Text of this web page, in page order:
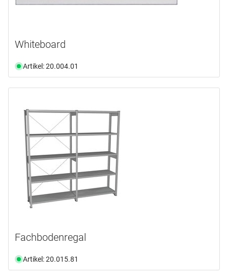
Whiteboard
Artikel: 20.004.01
Fachbodenregal
Artikel: 20.015.81